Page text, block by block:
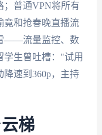
；普通VPN将所有
竟和抢春晚直播流
——流量监控、数
学生曾吐槽："试用
速到360p，主持
梯